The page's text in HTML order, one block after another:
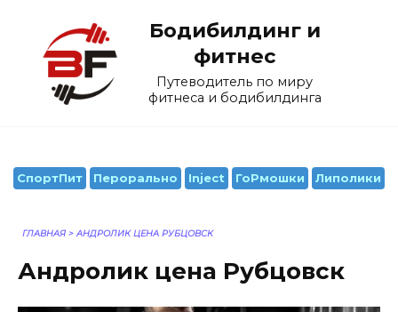
содержанию
Бодибилдинг и
фитнес
Путеводитель по миру
фитнеса и бодибилдинга
СпортПит Перорально Inject ГоРмошки Липолики
ГЛАВНАЯ > АНДРОЛИК ЦЕНА РУБЦОВСК
Андролик цена Рубцовск